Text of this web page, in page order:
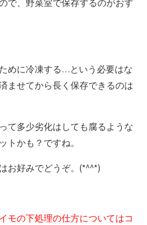
で、野菜室で保存するのがおす
めに冷凍する…という必要はな
ませてから長く保存できるのは
て多少劣化はしても腐るような
トかも？ですね。
お好みでどうぞ。(*^^*)
モの下処理の仕方についてはコ